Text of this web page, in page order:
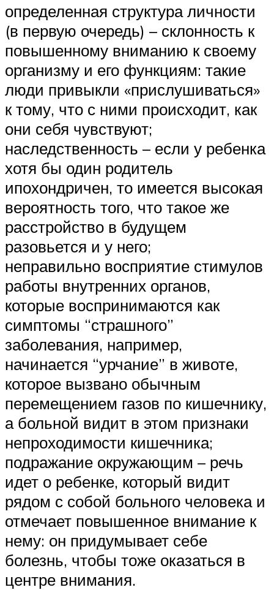
определенная структура личности
(в первую очередь) – склонность к
повышенному вниманию к своему
организму и его функциям: такие
люди привыкли «прислушиваться»
к тому, что с ними происходит, как
они себя чувствуют;
наследственность – если у ребенка
хотя бы один родитель
ипохондричен, то имеется высокая
вероятность того, что такое же
расстройство в будущем
разовьется и у него;
неправильно восприятие стимулов
работы внутренних органов,
которые воспринимаются как
симптомы “страшного”
заболевания, например,
начинается “урчание” в животе,
которое вызвано обычным
перемещением газов по кишечнику,
а больной видит в этом признаки
непроходимости кишечника;
подражание окружающим – речь
идет о ребенке, который видит
рядом с собой больного человека и
отмечает повышенное внимание к
нему: он придумывает себе
болезнь, чтобы тоже оказаться в
центре внимания.